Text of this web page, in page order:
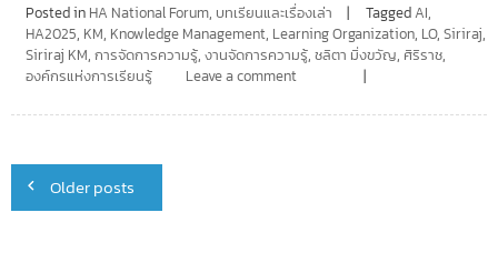
Posted in HA National Forum, บทเรียนและเรื่องเล่า TaggedAI,
HA2025, KM, Knowledge Management, Learning Organization, LO, Siriraj,
Siriraj KM, การจัดการความรู้, งานจัดการความรู้, ชลิตา มิ่งขวัญ, ศิริราช,
องค์กรแห่งการเรียนรู้
Leave a comment
Posts
navigation
Older posts